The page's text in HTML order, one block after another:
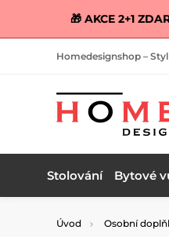
🎁 AKCE 2+1
Homedesignshop –
Stolování Bytové
Úvod Osobní